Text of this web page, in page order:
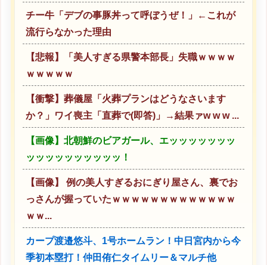
チー牛「デブの事豚丼って呼ぼうぜ！」←これが
流行らなかった理由
【悲報】「美人すぎる県警本部長」失職ｗｗｗｗ
ｗｗｗｗｗ
【衝撃】葬儀屋「火葬プランはどうなさいます
か？」ワイ喪主「直葬で(即答)」→結果ァw w w ...
【画像】北朝鮮のビアガール、エッッッッッッッ
ッッッッッッッッッッ！
【画像】 例の美人すぎるおにぎり屋さん、裏でお
っさんが握っていたｗｗｗｗｗｗｗｗｗｗｗｗｗ
ｗｗ...
カープ渡邉悠斗、1号ホームラン！中日宮内から今
季初本塁打！仲田侑仁タイムリー＆マルチ他